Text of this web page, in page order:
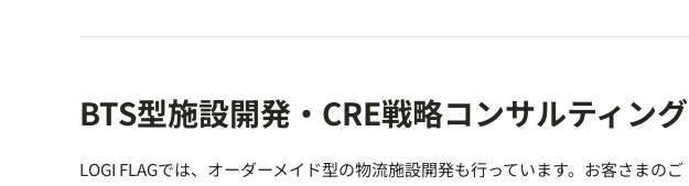
BTS型施設開発・CRE戦略コンサルティング
LOGI FLAGでは、オーダーメイド型の物流施設開発も行っています。お客さまのご